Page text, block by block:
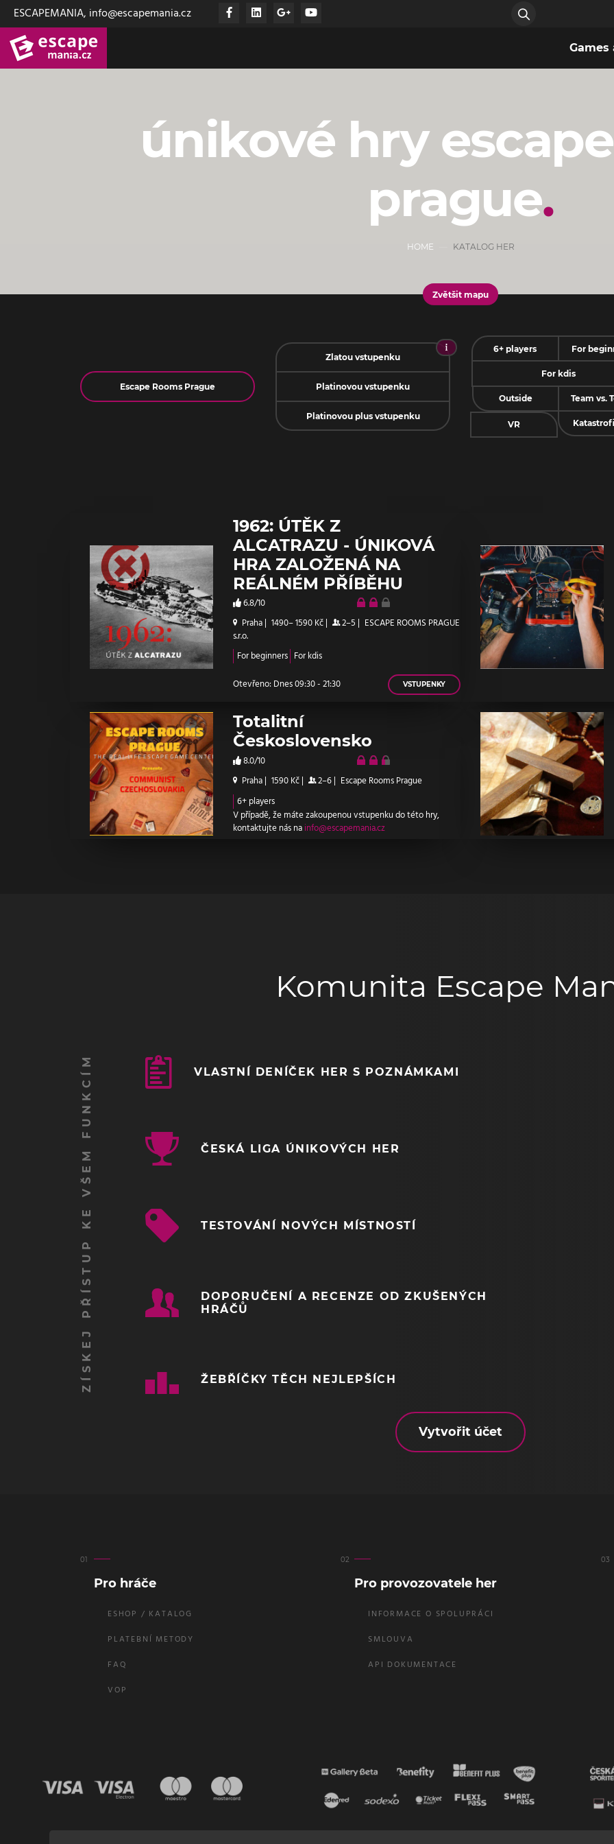
ESCAPEMANIA, info@escapemania.cz
Zvětšit mapu
únikové hry
prague
HOME KATALOG HER
Jméno
Zlatou vstupenku
Platinovou vstupenku
Platinovou plus vstupenku
6+ players For
For kdis
Outside Team vs.
VR
1962: ÚTĚK Z
ALCATRAZU - ÚNIKOVÁ
HRA ZALOŽENÁ NA
REÁLNÉM PŘÍBĚHU
6.8/10
Praha| 1490– 1590 Kč| 2–5 | ESCAPE ROOMS PRAGUE
s.r.o.
For beginners For kdis
Otevřeno: Dnes 09:30 - 21:30
VSTUPENKY
Totalitní
Československo
8.0/10
Praha| 1590 Kč| 2–6| Escape Rooms Prague
6+ players
V případě, že máte zakoupenou vstupenku do této hry,
kontaktujte nás nainfo@escapemania.cz
Komunita Escape
ZÍSKEJ PŘÍSTUP KE VŠEM FUNKCÍM VLASTNÍ DENÍČEK HER S POZNÁMKAMI
ČESKÁ LIGA ÚNIKOVÝCH HER
TESTOVÁNÍ NOVÝCH MÍSTNOSTÍ
DOPORUČENÍ A RECENZE OD ZKUŠENÝCH
HRÁČŮ
ŽEBŘÍČKY TĚCH NEJLEPŠÍCH
Vytvořit účet
Pro hráče
ESHOP / KATALOG
PLATEBNÍ METODY
FAQ
VOP
Pro provozovatele her
INFORMACE O SPOLUPRÁCI
SMLOUVA
API DOKUMENTACE